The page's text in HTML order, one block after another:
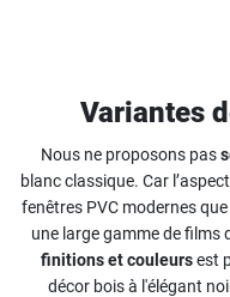
Variantes
Nous ne proposons pas
blanc classique. Car
fenêtres PVC modernes
une large gamme de films
finitions et couleursest
décor bois à l'élégant